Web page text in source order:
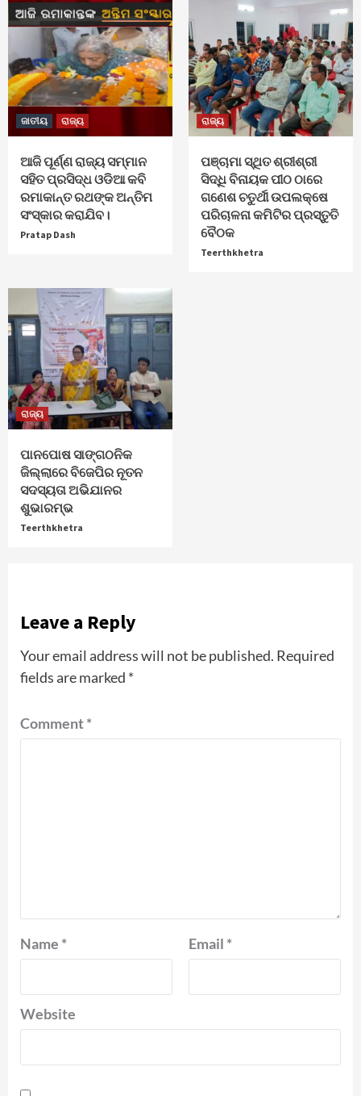
ଜାତୀୟ ରାଜ୍ୟ
ଆଜି ପୂର୍ଣ୍ଣ ରାଜ୍ୟ ସମ୍ମାନ
ସହିତ ପ୍ରସିଦ୍ଧ ଓଡିଆ କବି
ରମାକାନ୍ତ ରଥଙ୍କ ଅନ୍ତିମ
ସଂସ୍କାର କରାଯିବ।
Pratap Dash
ରାଜ୍ୟ
ପଞ୍ଚାମା ସ୍ଥିତ ଶ୍ରୀଶ୍ରୀ
ସିଦ୍ଧି ବିନାୟକ ପୀଠ ଠାରେ
ଗଣେଶ ଚତୁର୍ଥୀ ଉପଲକ୍ଷେ
ପରିଚାଳନା କମିଟିର ପ୍ରସ୍ତୁତି
ବୈଠକ
Teerthkhetra
ରାଜ୍ୟ
ପାନପୋଷ ସାଙ୍ଗଠନିକ
ଜିଲ୍ଲାରେ ବିଜେପିର ନୂତନ
ସଦସ୍ୟତା ଅଭିଯାନର
ଶୁଭାରମ୍ଭ
Teerthkhetra
Leave a Reply
Your email address will not be published. Required
fields are marked *
Comment*
Name * Email *
Website